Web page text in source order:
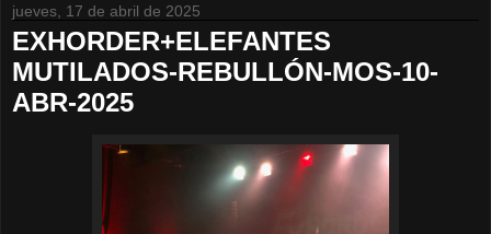
jueves, 17 de abril de 2025
EXHORDER+ELEFANTES
MUTILADOS-REBULLÓN-MOS-10-
ABR-2025